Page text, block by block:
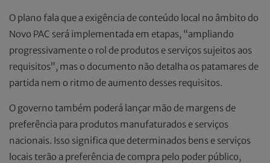
O plano fala que a exigência de conteúdo local no âmbito do
Novo PAC será implementada em etapas, “ampliando
progressivamente o rol de produtos e serviços sujeitos aos
requisitos”, mas o documento não detalha os patamares de
partida nem o ritmo de aumento desses requisitos.
O governo também poderá lançar mão de margens de
preferência para produtos manufaturados e serviços
nacionais. Isso significa que determinados bens e serviços
locais terão a preferência de compra pelo poder público,